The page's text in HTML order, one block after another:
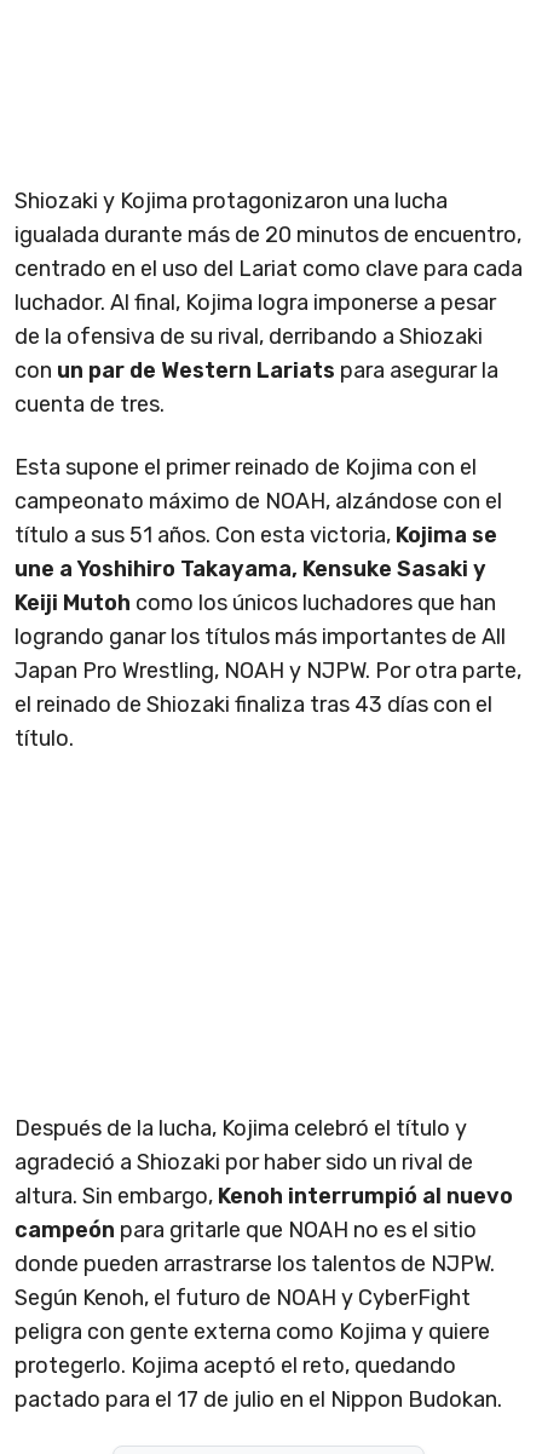
Shiozaki y Kojima protagonizaron una lucha
igualada durante más de 20 minutos de encuentro,
centrado en el uso del Lariat como clave para cada
luchador. Al final, Kojima logra imponerse a pesar
de la ofensiva de su rival, derribando a Shiozaki
con un par de Western Lariats para asegurar la
cuenta de tres.
Esta supone el primer reinado de Kojima con el
campeonato máximo de NOAH, alzándose con el
título a sus 51 años. Con esta victoria, Kojima se
une a Yoshihiro Takayama, Kensuke Sasaki y
Keiji Mutoh como los únicos luchadores que han
logrando ganar los títulos más importantes de All
Japan Pro Wrestling, NOAH y NJPW. Por otra parte,
el reinado de Shiozaki finaliza tras 43 días con el
título.
Después de la lucha, Kojima celebró el título y
agradeció a Shiozaki por haber sido un rival de
altura. Sin embargo, Kenoh interrumpió al nuevo
campeón para gritarle que NOAH no es el sitio
donde pueden arrastrarse los talentos de NJPW.
Según Kenoh, el futuro de NOAH y CyberFight
peligra con gente externa como Kojima y quiere
protegerlo. Kojima aceptó el reto, quedando
pactado para el 17 de julio en el Nippon Budokan.